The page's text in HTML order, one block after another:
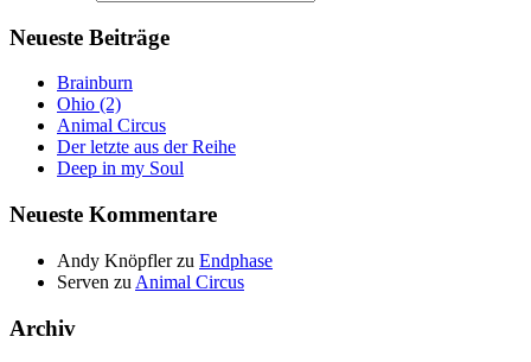
Neueste Beiträge
Brainburn
Ohio (2)
Animal Circus
Der letzte aus der Reihe
Deep in my Soul
Neueste Kommentare
Andy Knöpflerzu Endphase
Serven zu Animal Circus
Archiv